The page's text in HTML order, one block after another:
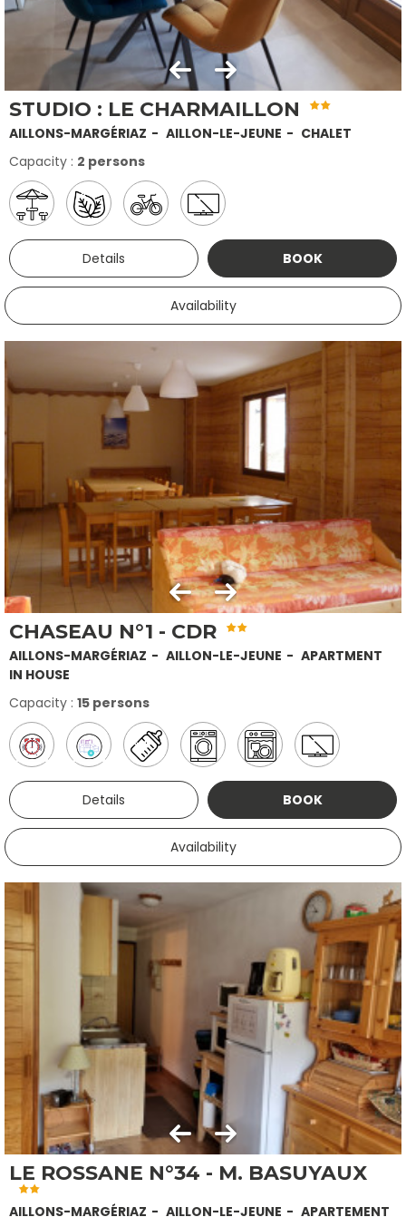
STUDIO : LE CHARMAILLON
AILLONS-MARGÉRIAZ AILLON-LE-JEUNE
CHALET
Capacity : 2 persons
Details BOOK
Availability
CHASEAU N°1 - CDR
AILLONS-MARGÉRIAZ AILLON-LE-JEUNE
APARTMENT
IN HOUSE
Capacity : 15 persons
Details BOOK
Availability
LE ROSSANE N°34 - M. BASUYAUX
AILLONS-MARGÉRIAZ AILLON-LE-JEUNE
APARTEMENT